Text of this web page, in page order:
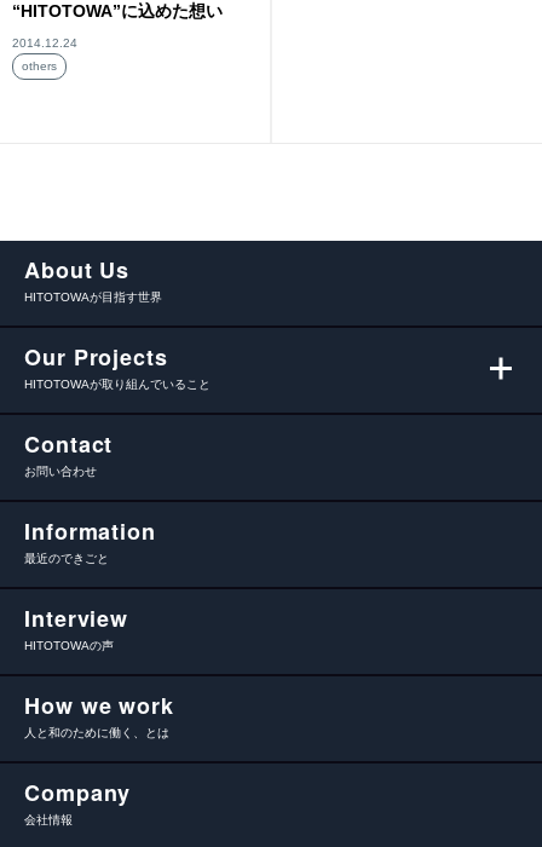
“HITOTOWA”に込めた想い
2014.12.24
others
About Us
HITOTOWAが目指す世界
Our Projects
HITOTOWAが取り組んでいること
Contact
お問い合わせ
Information
最近のできごと
Interview
HITOTOWAの声
How we work
人と和のために働く、とは
Company
会社情報